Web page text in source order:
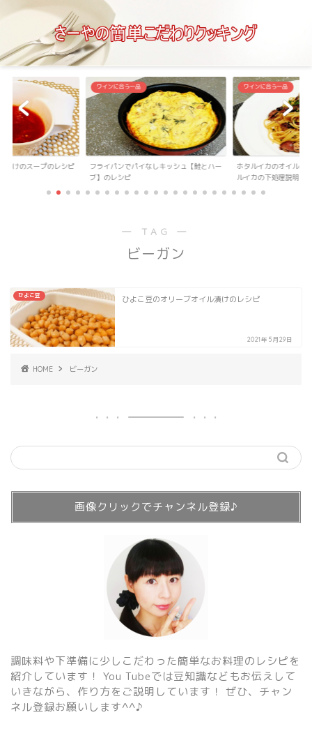
だけのスープのレシピ
ワインに合う一品
フライパンでパイなしキッシュ【鮭とハー
ブ】のレシピ
ワインに合う一品
ホタルイカのオイルパ
ルイカの下処理説明...
― TAG ―
ビーガン
ひよこ豆 ひよこ豆のオリーブオイル漬けのレシピ
2021年5月29日
HOME ビーガン
画像クリックでチャンネル登録♪
調味料や下準備に少しこだわった簡単なお料理のレシピを
紹介しています！ You Tubeでは豆知識などもお伝えして
いきながら、作り方をご説明しています！ ぜひ、チャン
ネル登録お願いします^^♪